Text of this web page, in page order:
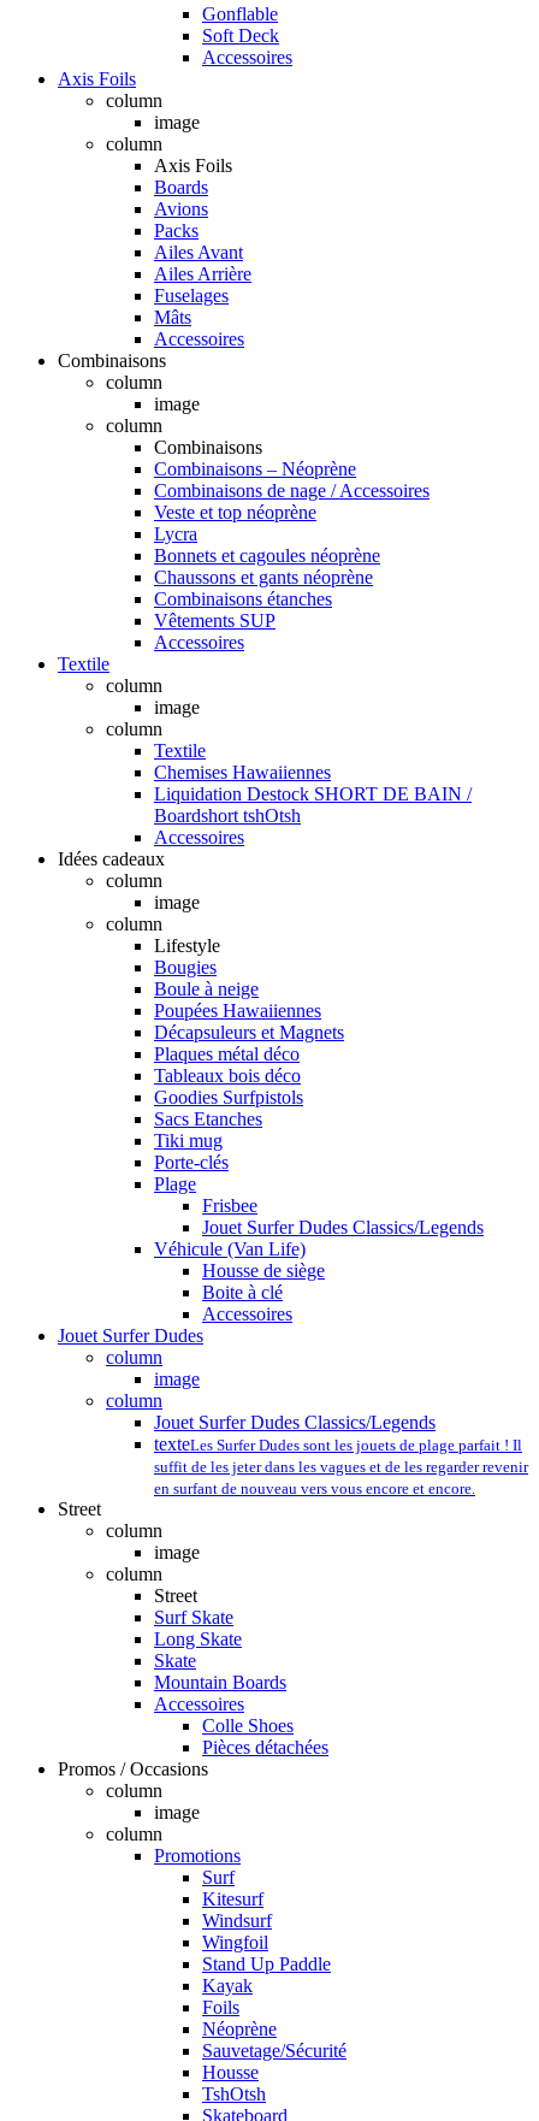
Gonflable
Soft Deck
Accessoires
Axis Foils
column
image
column
Axis Foils
Boards
Avions
Packs
Ailes Avant
Ailes Arrière
Fuselages
Mâts
Accessoires
Combinaisons
column
image
column
Combinaisons
Combinaisons – Néoprène
Combinaisons de nage / Accessoires
Veste et top néoprène
Lycra
Bonnets et cagoules néoprène
Chaussons et gants néoprène
Combinaisons étanches
Vêtements SUP
Accessoires
Textile
column
image
column
Textile
Chemises Hawaiiennes
Liquidation Destock SHORT DE BAIN /
Boardshort tshOtsh
Accessoires
Idées cadeaux
column
image
column
Lifestyle
Bougies
Boule à neige
Poupées Hawaiiennes
Décapsuleurs et Magnets
Plaques métal déco
Tableaux bois déco
Goodies Surfpistols
Sacs Etanches
Tiki mug
Porte-clés
Plage
Frisbee
Jouet Surfer Dudes Classics/Legends
Véhicule (Van Life)
Housse de siège
Boite à clé
Accessoires
Jouet Surfer Dudes
column
image
column
Jouet Surfer Dudes Classics/Legends
texteLes Surfer Dudes sont les jouets de plage parfait ! Il
suffit de les jeter dans les vagues et de les regarder revenir
en surfant de nouveau vers vous encore et encore.
Street
column
image
column
Street
Surf Skate
Long Skate
Skate
Mountain Boards
Accessoires
Colle Shoes
Pièces détachées
Promos / Occasions
column
image
column
Promotions
Surf
Kitesurf
Windsurf
Wingfoil
Stand Up Paddle
Kayak
Foils
Néoprène
Sauvetage/Sécurité
Housse
TshOtsh
Skateboard